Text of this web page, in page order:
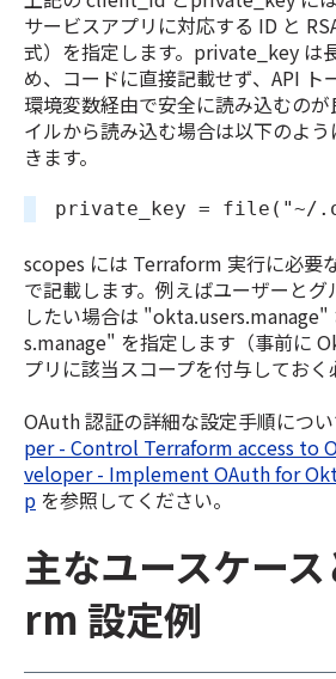
サービスアプリに対応する ID と
式）を指定します。private_key は
め、コードに直接記載せず、API ト
環境変数経由で安全に読み込むの
イルから読み込む場合は以下のよ
きます。
private_key = file("~/
scopes には Terraform 実行に必要
で記載します。例えばユーザーとグ
したい場合は
s.manage" を指定します（事前に
プリに該当スコープを付与しておく
OAuth 認証の詳細な設定手順につい
per - Control Terraform access to
veloper - Implement OAuth for
p を参照してください。
主なユースケー
rm 設定例